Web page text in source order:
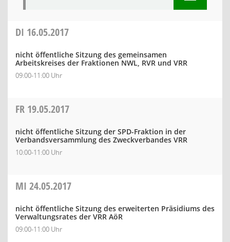
DI 16.05.2017
nicht öffentliche Sitzung des gemeinsamen
Arbeitskreises der Fraktionen NWL, RVR und VRR
09:00-11:00 Uhr
FR 19.05.2017
nicht öffentliche Sitzung der SPD-Fraktion in der
Verbandsversammlung des Zweckverbandes VRR
10:00-11:00 Uhr
MI 24.05.2017
nicht öffentliche Sitzung des erweiterten Präsidiums des
Verwaltungsrates der VRR AöR
09:00-11:00 Uhr